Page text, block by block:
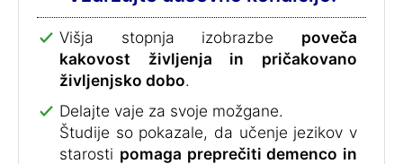
Višja stopnja izobrazbe poveča
kakovost življenja in pričakovano
življenjsko dobo.
Delajte vaje za svoje možgane.
Študije so pokazale, da učenje jezikov v
starosti pomaga preprečiti demenco in